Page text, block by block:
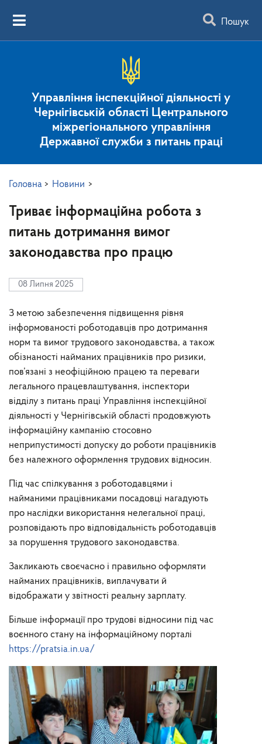
Пошук
Управління інспекційної діяльності у
Чернігівській області Центрального
міжрегіонального управління
Державної служби з питань праці
Головна > Новини >
Триває інформаційна робота з
питань дотримання вимог
законодавства про працю
08 Липня 2025
З метою забезпечення підвищення рівня
інформованості роботодавців про дотримання
норм та вимог трудового законодавства, а також
обізнаності найманих працівників про ризики,
пов’язані з неофіційною працею та переваги
легального працевлаштування, інспектори
відділу з питань праці Управління інспекційної
діяльності у Чернігівській області продовжують
інформаційну кампанію стосовно
неприпустимості допуску до роботи працівників
без належного оформлення трудових відносин.
Під час спілкування з роботодавцями і
найманими працівниками посадовці нагадують
про наслідки використання нелегальної праці,
розповідають про відповідальність роботодавців
за порушення трудового законодавства.
Закликають своєчасно і правильно оформляти
найманих працівників, виплачувати й
відображати у звітності реальну зарплату.
Більше інформації про трудові відносини під час
воєнного стану на інформаційному порталі
https://pratsia.in.ua/